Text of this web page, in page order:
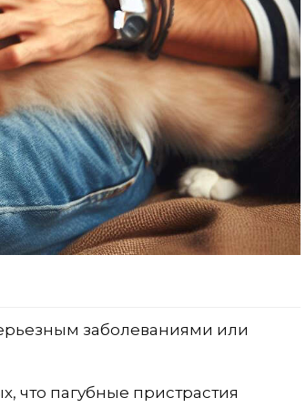
заболеваниями или
что пагубные пристрастия